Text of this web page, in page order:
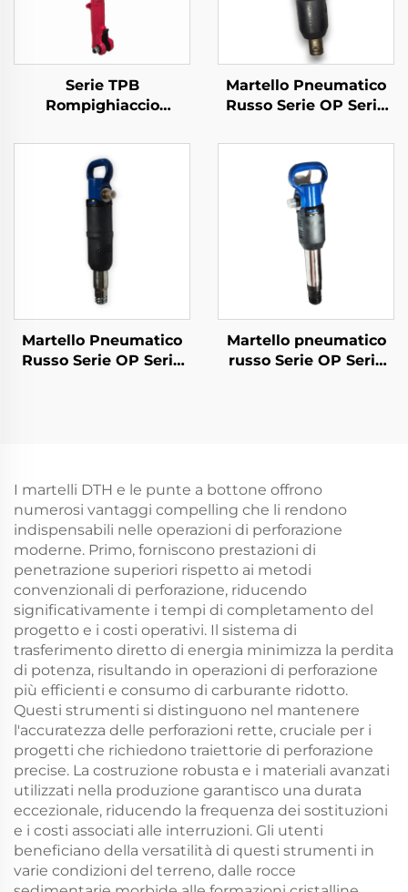
Serie TPB
Rompighiaccio
TPB40\TPB60\TPB90
Rompighiaccio per
Lastrici
Martello Pneumatico
Russo Serie OP Serie
MO-1B
Martello Pneumatico
Russo Serie OP Serie
Martello pneumatico
russo Serie OP Serie
I martelli DTH e le punte a bottone offrono
numerosi vantaggi compelling che li rendono
indispensabili nelle operazioni di perforazione
moderne. Primo, forniscono prestazioni di
penetrazione superiori rispetto ai metodi
convenzionali di perforazione, riducendo
significativamente i tempi di completamento del
progetto e i costi operativi. Il sistema di
trasferimento diretto di energia minimizza la perdita
di potenza, risultando in operazioni di perforazione
più efficienti e consumo di carburante ridotto.
Questi strumenti si distinguono nel mantenere
l'accuratezza delle perforazioni rette, cruciale per i
progetti che richiedono traiettorie di perforazione
precise. La costruzione robusta e i materiali avanzati
utilizzati nella produzione garantisco una durata
eccezionale, riducendo la frequenza dei sostituzioni
e i costi associati alle interruzioni. Gli utenti
beneficiano della versatilità di questi strumenti in
varie condizioni del terreno, dalle rocce